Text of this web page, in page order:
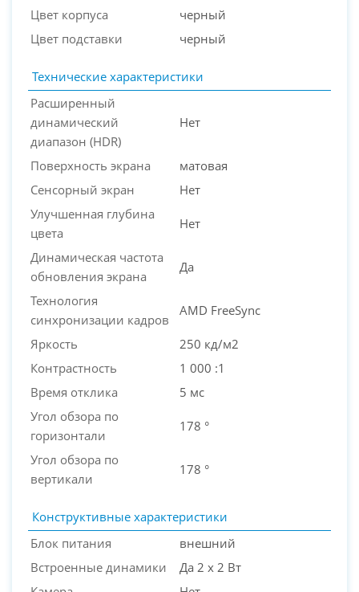
Цвет корпуса
черный
Цвет подставки
черный
Технические характеристики
Расширенный
динамический
диапазон (HDR)
Нет
Поверхность экрана
матовая
Сенсорный экран
Нет
Улучшенная глубина
цвета
Нет
Динамическая частота
обновления экрана
Да
Технология
синхронизации кадров
AMD FreeSync
Яркость
250 кд/м2
Контрастность
1 000 :1
Время отклика
5 мс
Угол обзора по
горизонтали
178 °
Угол обзора по
вертикали
178 °
Конструктивные характеристики
Блок питания
внешний
Встроенные динамики
Да 2 х 2 Вт